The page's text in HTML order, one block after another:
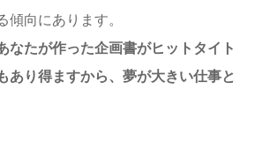
傾向にあります。
なたが作った企画書がヒットタイト
あり得ますから、夢が大きい仕事と